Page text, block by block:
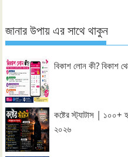
জানার উপায় এর সাথে থাকুন
বিকাশ লোন কী? বিকাশ
কষ্টের স্ট্যাটাস | ১০০+
২০২৬